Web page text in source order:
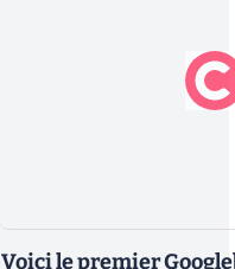
Voici le premier